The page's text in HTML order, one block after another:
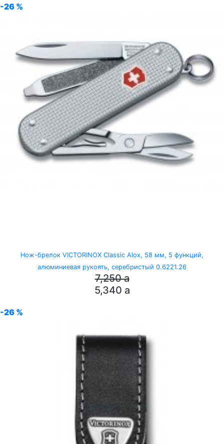
-26 %
Нож-брелок VICTORINOX Classic Alox, 58 мм, 5 функций,
алюминиевая рукоять, серебристый 0.6221.26
7,250a
5,340 a
-26 %